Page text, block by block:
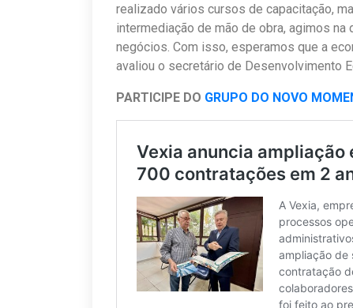
realizado vários cursos de capacitação,
intermediação de mão de obra, agimos
negócios. Com isso, esperamos que a
avaliou o secretário de Desenvolvimento
PARTICIPE DO GRUPO DO NOVO